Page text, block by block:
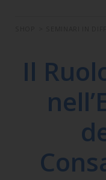
SEMINARI IN
Il